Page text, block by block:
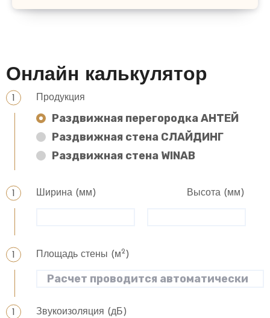
Онлайн калькулятор
Продукция
Раздвижная перегородка АНТЕЙ
Раздвижная стена СЛАЙДИНГ
Раздвижная стена WINAB
Ширина (мм) Высота (мм)
Площадь стены (м2)
Звукоизоляция (дБ)